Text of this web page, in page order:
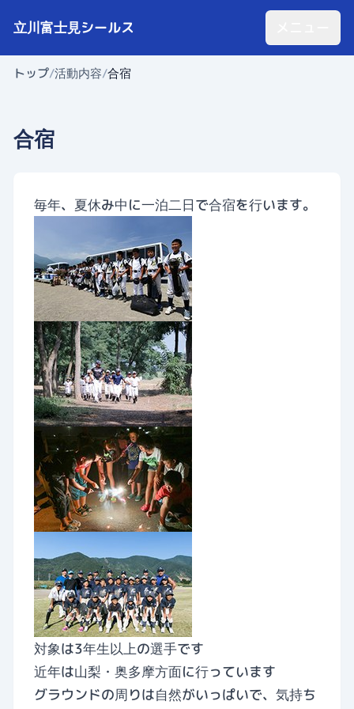
立川富士見シールス
トップ/活動内容/合宿
合宿
毎年、夏休み中に一泊二日で合宿を行います。
対象は3年生以上の選手です
近年は山梨・奥多摩方面に行っています
グラウンドの周りは自然がいっぱいで、気持ち